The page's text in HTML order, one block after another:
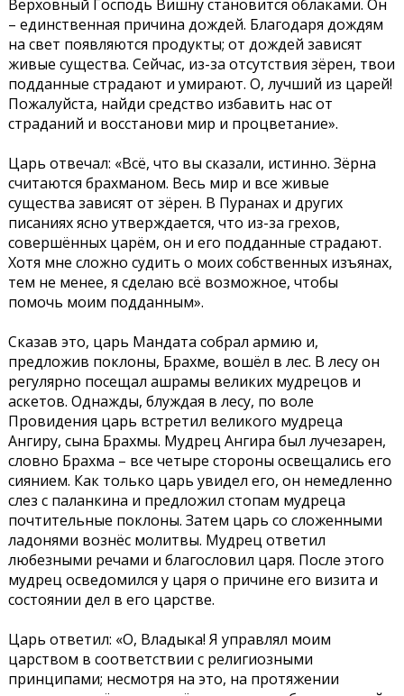
Верховный Господь Вишну становится облаками. Он
– единственная причина дождей. Благодаря дождям
на свет появляются продукты; от дождей зависят
живые существа. Сейчас, из-за отсутствия зёрен, твои
подданные страдают и умирают. О, лучший из царей!
Пожалуйста, найди средство избавить нас от
страданий и восстанови мир и процветание».
Царь отвечал: «Всё, что вы сказали, истинно. Зёрна
считаются брахманом. Весь мир и все живые
существа зависят от зёрен. В Пуранах и других
писаниях ясно утверждается, что из-за грехов,
совершённых царём, он и его подданные страдают.
Хотя мне сложно судить о моих собственных изъянах,
тем не менее, я сделаю всё возможное, чтобы
помочь моим подданным».
Сказав это, царь Мандата собрал армию и,
предложив поклоны, Брахме, вошёл в лес. В лесу он
регулярно посещал ашрамы великих мудрецов и
аскетов. Однажды, блуждая в лесу, по воле
Провидения царь встретил великого мудреца
Ангиру, сына Брахмы. Мудрец Ангира был лучезарен,
словно Брахма – все четыре стороны освещались его
сиянием. Как только царь увидел его, он немедленно
слез с паланкина и предложил стопам мудреца
почтительные поклоны. Затем царь со сложенными
ладонями вознёс молитвы. Мудрец ответил
любезными речами и благословил царя. После этого
мудрец осведомился у царя о причине его визита и
состоянии дел в его царстве.
Царь ответил: «О, Владыка! Я управлял моим
царством в соответствии с религиозными
принципами; несмотря на это, на протяжении